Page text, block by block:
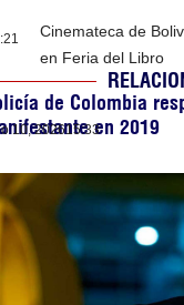
Cinemateca de
en Feria del Libro
de Colombia
en 2019
10, 202615:33